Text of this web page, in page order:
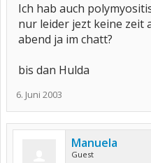
Ich hab auch
nur leider jezt keine zeit
abend ja im chatt?
bis dan Hulda
6. Juni 2003
Manuela
Guest